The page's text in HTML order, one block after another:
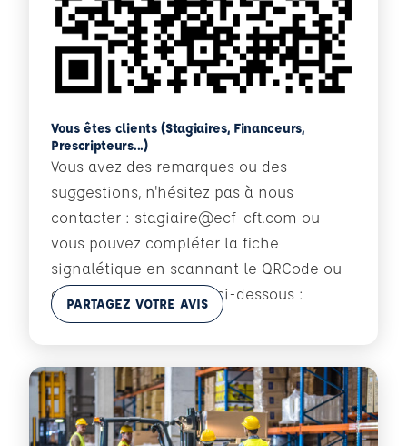
Vous êtes clients (Stagiaires, Financeurs,
Prescripteurs...)
Vous avez des remarques ou des
suggestions, n'hésitez pas à nous
contacter : stagiaire@ecf-cft.com ou
vous pouvez compléter la fiche
signalétique en scannant le QRCode ou
cliquant sur le bouton ci-dessous :
En savoir plus
PARTAGEZ VOTRE AVIS